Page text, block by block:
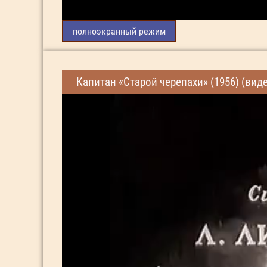
полноэкранный режим
Капитан «Старой черепахи» (1956)